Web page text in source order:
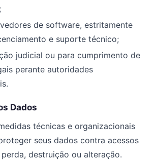
de software, estritamente
e suporte técnico;
judicial ou para cumprimento de
perante autoridades
Dados
técnicas e organizacionais
seus dados contra acessos
destruição ou alteração.